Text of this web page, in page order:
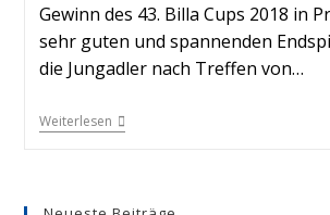
Gewinn des 43. Billa Cups 2018 in
sehr guten und spannenden
die Jungadler nach Treffen von…
Weiterlesen